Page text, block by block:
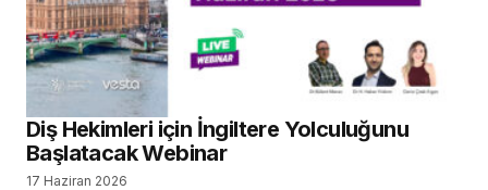
Diş Hekimleri için İngiltere Yolculuğunu
Başlatacak Webinar
17 Haziran 2026